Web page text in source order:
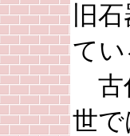
旧
てい
古
世